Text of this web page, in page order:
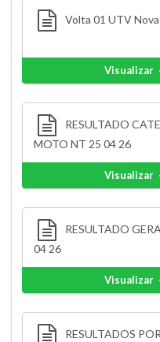
Volta 01 UTV
Visualizar
RESULTADO
MOTO NT 25 04 26
Visualizar
RESULTADO
04 26
Visualizar
RESULTADOS